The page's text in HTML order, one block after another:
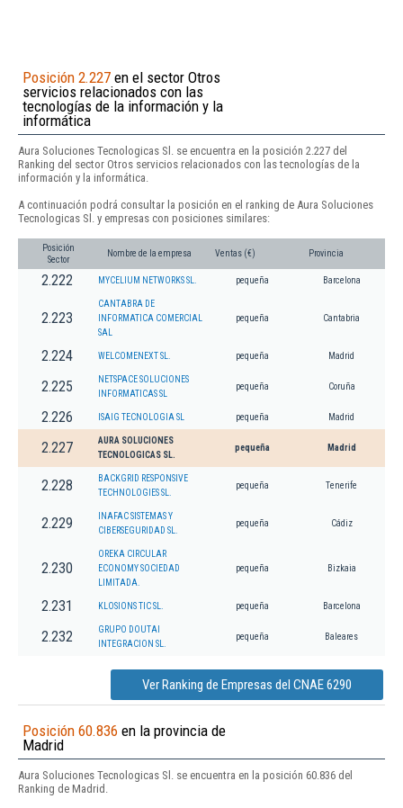
Posición 2.227 en el sector Otros
servicios relacionados con las
tecnologías de la información y la
informática
Aura Soluciones Tecnologicas Sl. se encuentra en la posición 2.227 del
Ranking del sector Otros servicios relacionados con las tecnologías de la
información y la informática.
A continuación podrá consultar la posición en el ranking de Aura Soluciones
Tecnologicas Sl. y empresas con posiciones similares:
Posición
Sector
Nombre de la empresa Ventas (€) Provincia
2.222 MYCELIUM NETWORKS SL. pequeña Barcelona
2.223
CANTABRA DE
INFORMATICA COMERCIAL
SAL
pequeña Cantabria
2.224 WELCOMENEXT SL. pequeña Madrid
2.225
NETSPACE SOLUCIONES
INFORMATICAS SL
pequeña Coruña
2.226 ISAIG TECNOLOGIA SL pequeña Madrid
2.227
AURA SOLUCIONES
TECNOLOGICAS SL.
pequeña Madrid
2.228
BACKGRID RESPONSIVE
TECHNOLOGIES SL.
pequeña Tenerife
2.229
INAFAC SISTEMAS Y
CIBERSEGURIDAD SL.
pequeña Cádiz
2.230
OREKA CIRCULAR
ECONOMY SOCIEDAD
LIMITADA.
pequeña Bizkaia
2.231 KLOSIONS TIC SL. pequeña Barcelona
2.232
GRUPO DOUTAI
INTEGRACION SL.
pequeña Baleares
Ver Ranking de Empresas del CNAE 6290
Posición 60.836 en la provincia de
Madrid
Aura Soluciones Tecnologicas Sl. se encuentra en la posición 60.836 del
Ranking de Madrid.